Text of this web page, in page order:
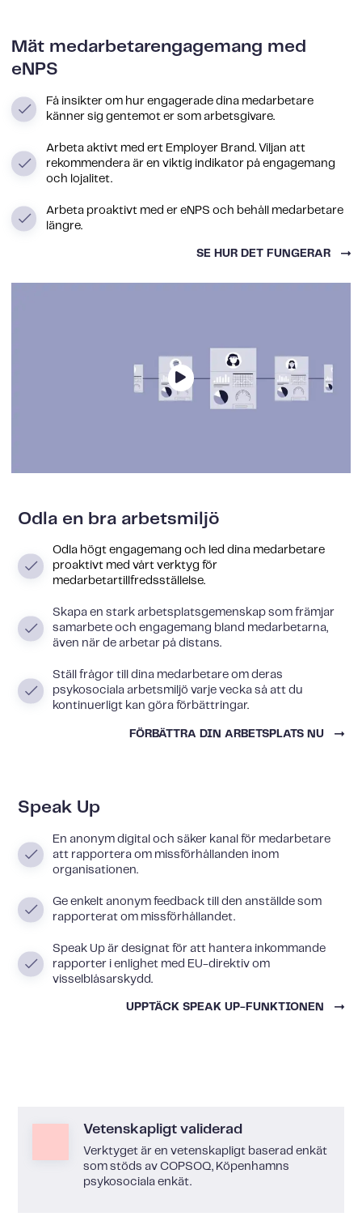
Mät medarbetarengagemang med
eNPS
Få insikter om hur engagerade dina medarbetare
känner sig gentemot er som arbetsgivare.
Arbeta aktivt med ert Employer Brand. Viljan att
rekommendera är en viktig indikator på engagemang
och lojalitet.
Arbeta proaktivt med er eNPS och behåll medarbetare
längre.
SE HUR DET FUNGERAR
Odla en bra arbetsmiljö
Odla högt engagemang och led dina medarbetare
proaktivt med vårt verktyg för
medarbetartillfredsställelse.
Skapa en stark arbetsplatsgemenskap som främjar
samarbete och engagemang bland medarbetarna,
även när de arbetar på distans.
Ställ frågor till dina medarbetare om deras
psykosociala arbetsmiljö varje vecka så att du
kontinuerligt kan göra förbättringar.
FÖRBÄTTRA DIN ARBETSPLATS NU
Speak Up
En anonym digital och säker kanal för medarbetare
att rapportera om missförhållanden inom
organisationen.
Ge enkelt anonym feedback till den anställde som
rapporterat om missförhållandet.
Speak Up är designat för att hantera inkommande
rapporter i enlighet med EU-direktiv om
visselblåsarskydd.
UPPTÄCK SPEAK UP-FUNKTIONEN
Vetenskapligt validerad
Verktyget är en vetenskapligt baserad enkät
som stöds av COPSOQ, Köpenhamns
psykosociala enkät.